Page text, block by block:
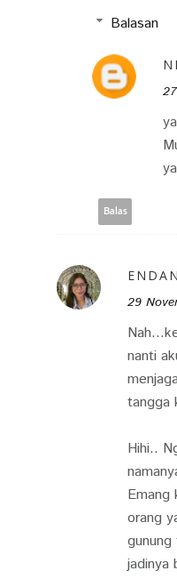
Balasan
Balas
29
nanti
tangga
Hihi..
Emang
orang
jadinya